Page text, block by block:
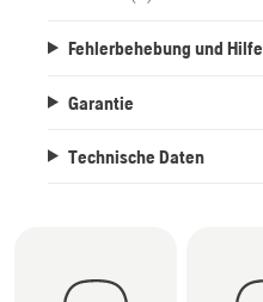
Fehlerbehebung und Hilfe
Garantie
Technische Daten